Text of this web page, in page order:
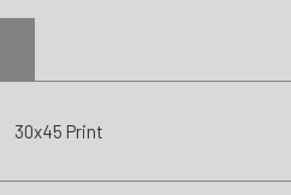
30x45 Print